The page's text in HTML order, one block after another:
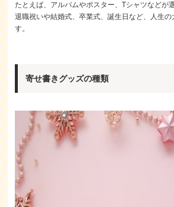
たとえば、アルバムやポスター、Tシャツなどが
退職祝いや結婚式、卒業式、誕生日など、人生
す。
寄せ書きグッズの種類